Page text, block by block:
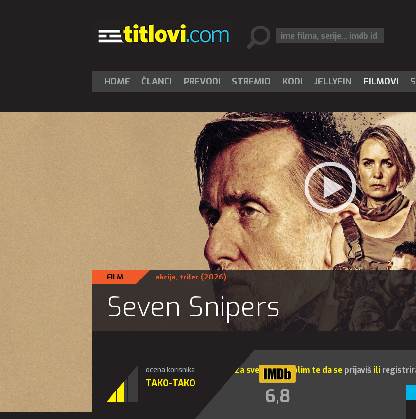
HOME ČLANCI PREVODI STREMIO KODI JELLYFIN FILMOVI
FILM akcija, triler (2026)
Seven Snipers
Za sve opcije molim te da se prijaviš ili
ocena korisnika
TAKO-TAKO
6,8